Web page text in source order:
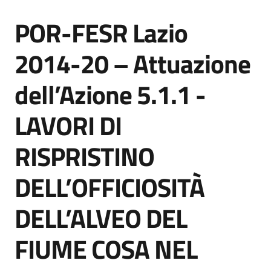
strumenti
di
Supporto
Piattaforme
telematiche
English
Salta al contenuto
POR-FESR Lazio
2014-20 – Attuazione
dell’Azione 5.1.1 -
LAVORI DI
RISPRISTINO
DELL’OFFICIOSITÀ
DELL’ALVEO DEL
FIUME COSA NEL